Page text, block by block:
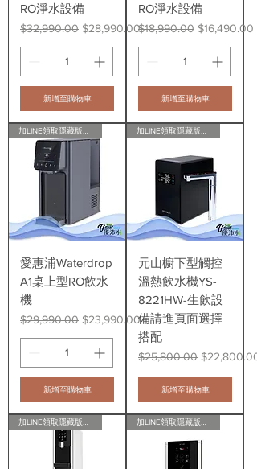
RO淨水設備
一般價格
$32,990.00 促銷價格
$28,990.00
新增至購物車
RO淨水設備
一般價格
$18,990.00 促銷價格
$16,490.00
新增至購物車
愛惠浦Waterdrop
A1桌上型RO飲水
機
一般價格
$29,990.00 促銷價格
$23,990.00
新增至購物車
元山櫥下型觸控
溫熱飲水機YS-
8221HW-生飲設
備請進頁面選擇
搭配
一般價格
$25,800.00 促銷價格
$22,800.00
新增至購物車